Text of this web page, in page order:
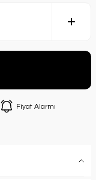
Fiyat Alarmı